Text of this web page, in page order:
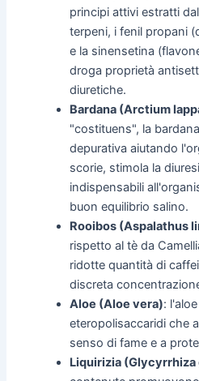
principi attivi estratti
terpeni, i fenil propani
e la sinensetina
droga proprietà
diuretiche.
Bardana (Arctium
"costituens", la
depurativa aiutando
scorie, stimola la
indispensabili
buon equilibrio salino.
Rooibos (Aspalathus
rispetto al tè da
ridotte quantità di
discreta
Aloe (Aloe vera):
eteropolisaccaridi che
senso di fame e a
Liquirizia (Glycyrrhiza